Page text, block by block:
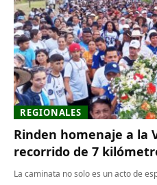
REGIONALES
Rinden homenaje a la
recorrido de 7
La caminata no solo es un acto de